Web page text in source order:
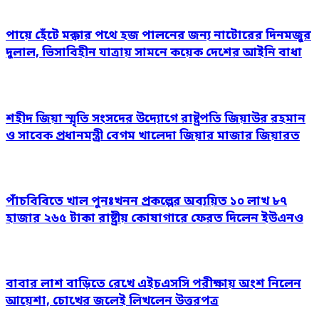
পায়ে হেঁটে মক্কার পথে হজ পালনের জন্য নাটোরের দিনমজুর
দুলাল, ভিসাবিহীন যাত্রায় সামনে কয়েক দেশের আইনি বাধা
শহীদ জিয়া স্মৃতি সংসদের উদ্যোগে রাষ্ট্রপতি জিয়াউর রহমান
ও সাবেক প্রধানমন্ত্রী বেগম খালেদা জিয়ার মাজার জিয়ারত
পাঁচবিবিতে খাল পুনঃখনন প্রকল্পের অব্যয়িত ১০ লাখ ৮৭
হাজার ২৬৫ টাকা রাষ্ট্রীয় কোষাগারে ফেরত দিলেন ইউএনও
বাবার লাশ বাড়িতে রেখে এইচএসসি পরীক্ষায় অংশ নিলেন
আয়েশা, চোখের জলেই লিখলেন উত্তরপত্র